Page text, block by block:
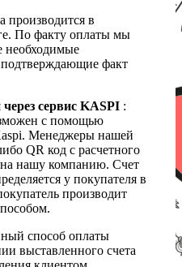
производится в
По факту оплаты мы
необходимые
подтверждающие факт
сервис KASPI :
с помощью
Менеджеры нашей
QR код с расчетного
нашу компанию. Счет
у покупателя в
производит
способ оплаты
выставленного счета